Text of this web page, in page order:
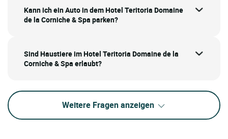
Kann ich ein Auto in dem Hotel Teritoria Domaine
de la Corniche & Spa parken?
Sind Haustiere im Hotel Teritoria Domaine de la
Corniche & Spa erlaubt?
Weitere Fragen anzeigen